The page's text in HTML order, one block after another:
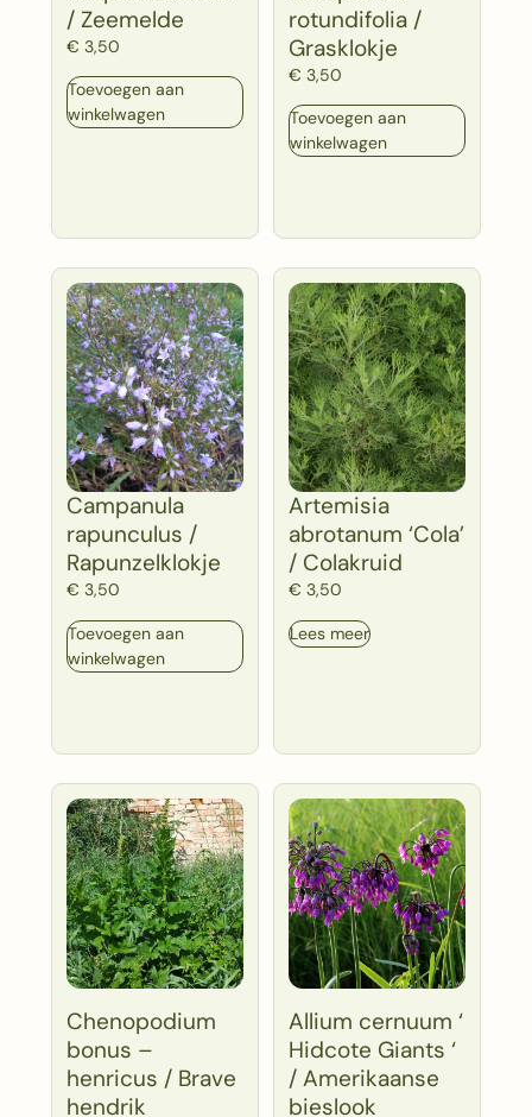
/ Zeemelde
€ 3,50
Toevoegen aan
winkelwagen
rotundifolia /
Grasklokje
€ 3,50
Toevoegen aan
winkelwagen
Campanula
rapunculus /
Rapunzelklokje
€ 3,50
Toevoegen aan
winkelwagen
Artemisia
abrotanum ‘Cola’
/ Colakruid
€ 3,50
Lees meer
Chenopodium
bonus –
henricus / Brave
hendrik
Allium cernuum ‘
Hidcote Giants ‘
/ Amerikaanse
bieslook